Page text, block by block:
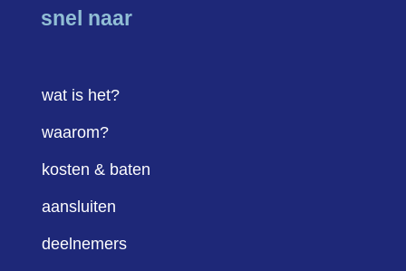
snel naar
wat is het?
waarom?
kosten & baten
aansluiten
deelnemers